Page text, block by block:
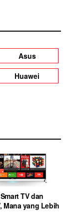
Asus
Huawei
TV dan
Mana yang Lebih